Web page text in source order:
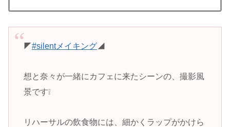
◤#silentメイキング◢
想と奈々が一緒にカフェに来たシーンの、撮影風
景です❕
リハーサルの飲食物には、細かくラップがかけら